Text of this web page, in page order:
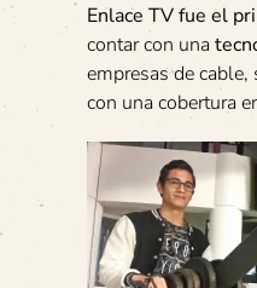
Enlace TV fue el
contar con una
empresas de
con una cobertura